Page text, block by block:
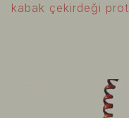
kabak çekirdeği